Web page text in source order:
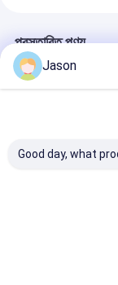
প্রস্তাবিত পণ্য
Jason
Good day, what